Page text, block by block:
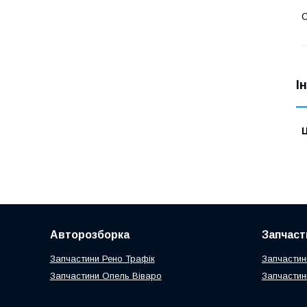
Авторозборка
Запчастини Рено Трафік
Запчастини Опель Віваро